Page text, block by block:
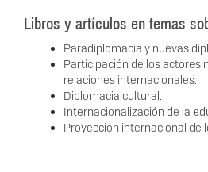
Libros y artículos en temas
Paradiplomacia y nuevas
Participación de los actores
relaciones internacionales.
Diplomacia cultural.
Internacionalización de la
Proyección internacional de